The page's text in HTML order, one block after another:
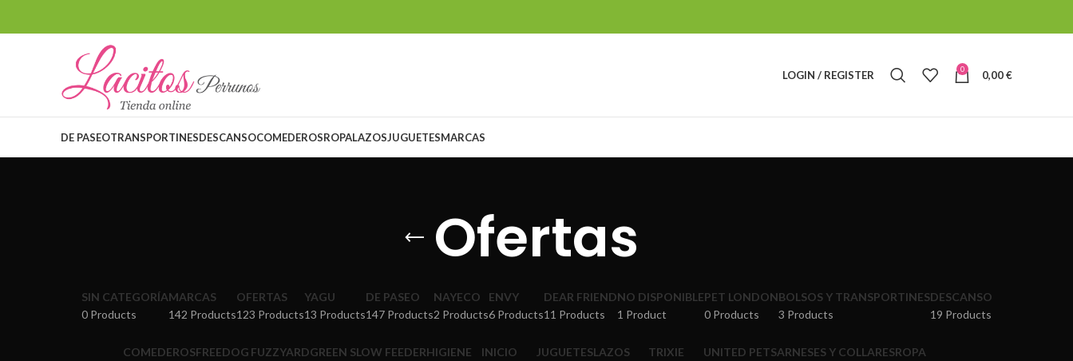
LOGIN / REGISTER 0 0,00€
DE PASEOTRANSPORTINESDESCANSOCOMEDEROSROPALAZOSJUGUETESMARCAS
Ofertas
SIN CATEGORÍA
0 Products
MARCAS
142 Products
OFERTAS
123 Products
YAGU
13 Products
DE PASEO
147 Products
NAYECO
2 Products
ENVY
6 Products
DEAR FRIEND
11 Products
NO DISPONIBLE
1 Product
PET LONDON
0 Products
BOLSOS Y TRANSPORTINES
3 Products
DESCANSO
19 Products
COMEDEROSFREEDOG FUZZYARDGREEN SLOW FEEDERHIGIENE
INICIO
JUGUETESLAZOS
TRIXIE
UNITED PETSARNESES Y COLLARESROPA